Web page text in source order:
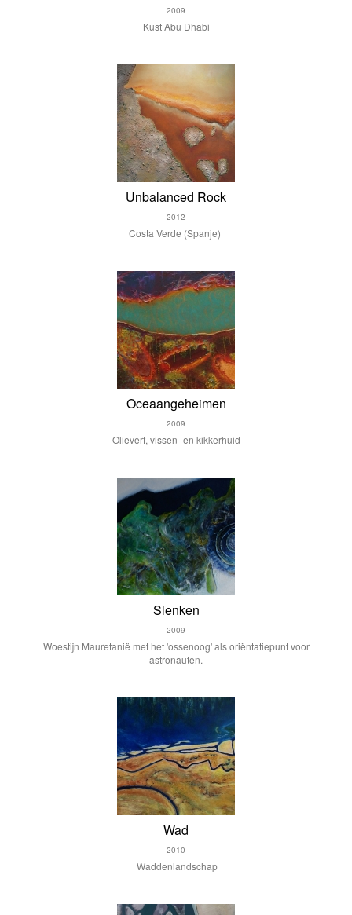
2009
Kust Abu Dhabi
Unbalanced Rock
2012
Costa Verde (Spanje)
Oceaangeheimen
2009
Olieverf, vissen- en kikkerhuid
Slenken
2009
Woestijn Mauretanië met het 'ossenoog' als oriëntatiepunt voor
astronauten.
Wad
2010
Waddenlandschap